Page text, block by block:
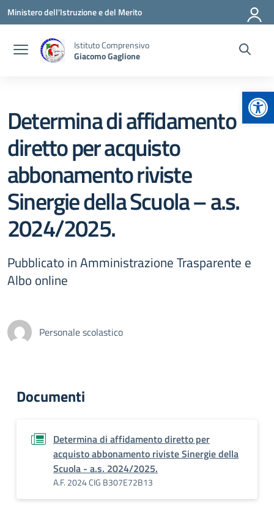
Vai ai contenuti
Vai al menu di navigazione
Vai al footer
Ministero dell'Istruzione e del Merito
Istituto Comprensivo
Giacomo Gaglione
Determina di affidamento
diretto per acquisto
abbonamento riviste
Sinergie della Scuola – a.s.
2024/2025.
Pubblicato in Amministrazione Trasparente e
Albo online
Personale scolastico
Documenti
Determina di affidamento diretto per
acquisto abbonamento riviste Sinergie della
Scuola - a.s. 2024/2025.
A.F. 2024 CIG B307E72B13